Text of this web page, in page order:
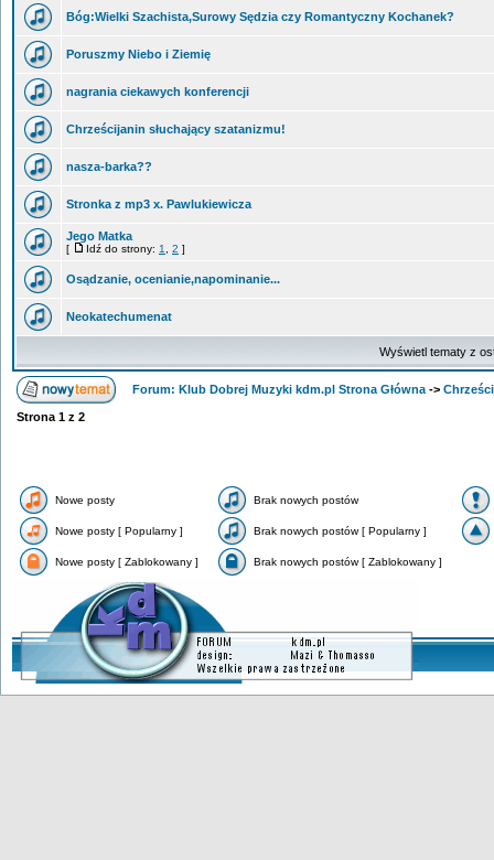
Bóg:Wielki Szachista,Surowy Sędzia czy Romantyczny Kochanek?
Poruszmy Niebo i Ziemię
nagrania ciekawych konferencji
Chrześcijanin słuchający szatanizmu!
nasza-barka??
Stronka z mp3 x. Pawlukiewicza
Jego Matka
[ Idź do strony: 1 2 ]
Osądzanie, ocenianie,napominanie...
Neokatechumenat
Wyświetl tematy z
Forum: Klub Dobrej Muzyki kdm.pl Strona Główna ->
Strona 1 z 2
Nowe posty Brak nowych postów
Nowe posty [ Popularny ] Brak nowych postów [ Popularny ]
Nowe posty [ Zablokowany ] Brak nowych postów [ Zablokowany ]